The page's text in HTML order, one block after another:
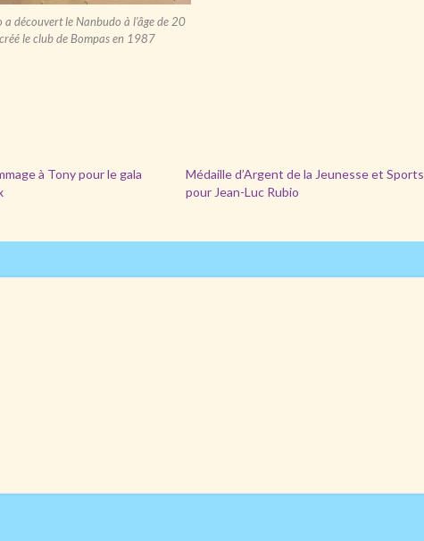
a découvert le Nanbudo à l’âge de 20
le club de Bompas en 1987
à Tony pour le gala
Médaille d’Argent de la Jeunesse et Sports
pour Jean-Luc Rubio